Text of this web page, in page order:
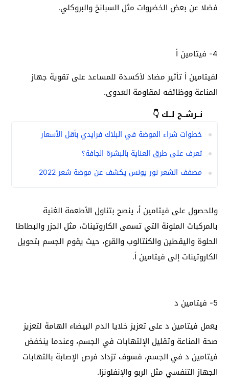
فضلا عن بعض الخضروات مثل السبانخ والبروكلي.
4- فيتامين أ
لفيتامين أ تأثير مضاد لأكسدة للمساعد على تقوية جهاز
المناعة ووظائفه لمقاومة العدوى.
نــرشــح لــك 👇
خطوات شراء الموضة في البلاك فرايدي بأقل الأسعار
تعرف على طرق العناية بالبشرة الجافة؟
مصفف الشعر نور يونس يكشف عن موضة شعر 2022
وللحصول على فيتامين أ، ينصح بتناول الأطعمة الغنية
بالمركبات الملونة التي تسمى الكاروتينات، مثل الجزر والبطاطا
الحلوة واليقطين والكنتالوب والقرع، حيث يقوم الجسم بتحويل
الكاروتينات إلى فيتامين أ.
5- فيتامين د
يعمل فيتامين د على تعزيز خلايا الدم البيضاء الهامة لتعزيز
صحة المناعة وتقليل الإلتهابات في الجسم، وعندما ينخفض
فيتامين د في الجسم، فسوف تزداد فرص الإصابة بالتهابات
الجهاز التنفسي مثل الربو والإنفلونزا.